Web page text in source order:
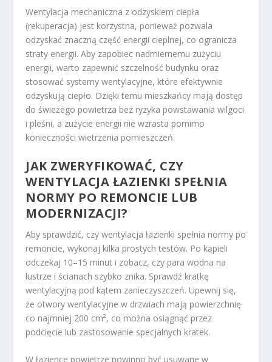
Wentylacja mechaniczna z odzyskiem ciepła
(rekuperacja) jest korzystna, ponieważ pozwala
odzyskać znaczną część energii cieplnej, co ogranicza
straty energii. Aby zapobiec nadmiernemu zużyciu
energii, warto zapewnić szczelność budynku oraz
stosować systemy wentylacyjne, które efektywnie
odzyskują ciepło. Dzięki temu mieszkańcy mają dostęp
do świeżego powietrza bez ryzyka powstawania wilgoci
i pleśni, a zużycie energii nie wzrasta pomimo
konieczności wietrzenia pomieszczeń.
JAK ZWERYFIKOWAĆ, CZY
WENTYLACJA ŁAZIENKI SPEŁNIA
NORMY PO REMONCIE LUB
MODERNIZACJI?
Aby sprawdzić, czy wentylacja łazienki spełnia normy po
remoncie, wykonaj kilka prostych testów. Po kąpieli
odczekaj 10–15 minut i zobacz, czy para wodna na
lustrze i ścianach szybko znika. Sprawdź kratkę
wentylacyjną pod kątem zanieczyszczeń. Upewnij się,
że otwory wentylacyjne w drzwiach mają powierzchnię
co najmniej 200 cm², co można osiągnąć przez
podcięcie lub zastosowanie specjalnych kratek.
W łazience powietrze powinno być usuwane w